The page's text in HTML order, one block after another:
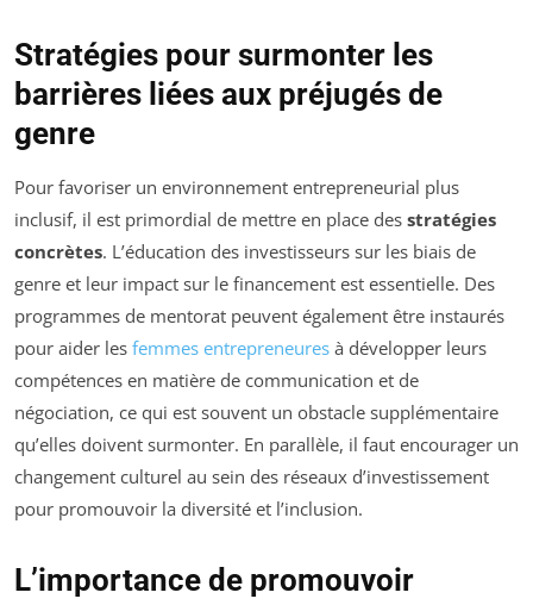
Stratégies pour surmonter les
barrières liées aux préjugés de
genre
Pour favoriser un environnement entrepreneurial plus
inclusif, il est primordial de mettre en place des stratégies
concrètes. L’éducation des investisseurs sur les biais de
genre et leur impact sur le financement est essentielle. Des
programmes de mentorat peuvent également être instaurés
pour aider les femmes entrepreneures à développer leurs
compétences en matière de communication et de
négociation, ce qui est souvent un obstacle supplémentaire
qu’elles doivent surmonter. En parallèle, il faut encourager un
changement culturel au sein des réseaux d’investissement
pour promouvoir la diversité et l’inclusion.
L’importance de promouvoir